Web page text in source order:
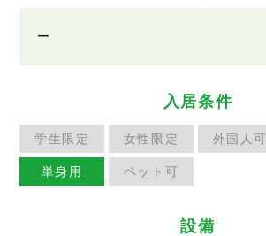
ー
入居条件
学生限定 女性限定 外国人可
単身用 ペット可
設備